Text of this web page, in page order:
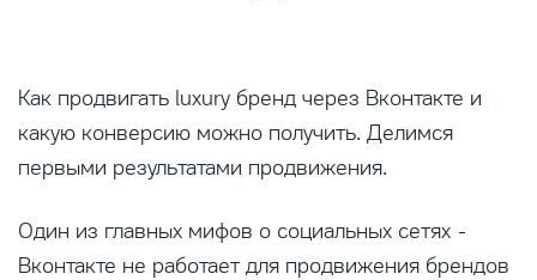
Как продвигать luxury бренд через Вконтакте и
какую конверсию можно получить. Делимся
первыми результатами продвижения.
Один из главных мифов о социальных сетях -
Вконтакте не работает для продвижения брендов